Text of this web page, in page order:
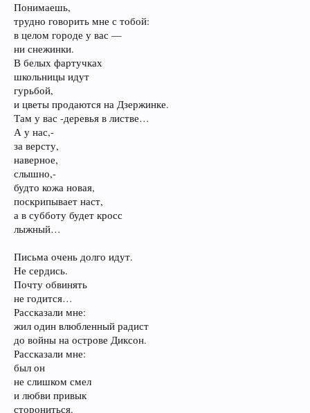
Понимаешь,
трудно говорить мне с тобой:
в целом городе у вас —
ни снежинки.
В белых фартучках
школьницы идут
гурьбой,
и цветы продаются на Дзержинке.
Там у вас -деревья в листве…
А у нас,-
за версту,
наверное,
слышно,-
будто кожа новая,
поскрипывает наст,
а в субботу будет кросс
лыжный…
Письма очень долго идут.
Не сердись.
Почту обвинять
не годится…
Рассказали мне:
жил один влюбленный радист
до войны на острове Диксон.
Рассказали мне:
был он
не слишком смел
и любви привык
сторониться.